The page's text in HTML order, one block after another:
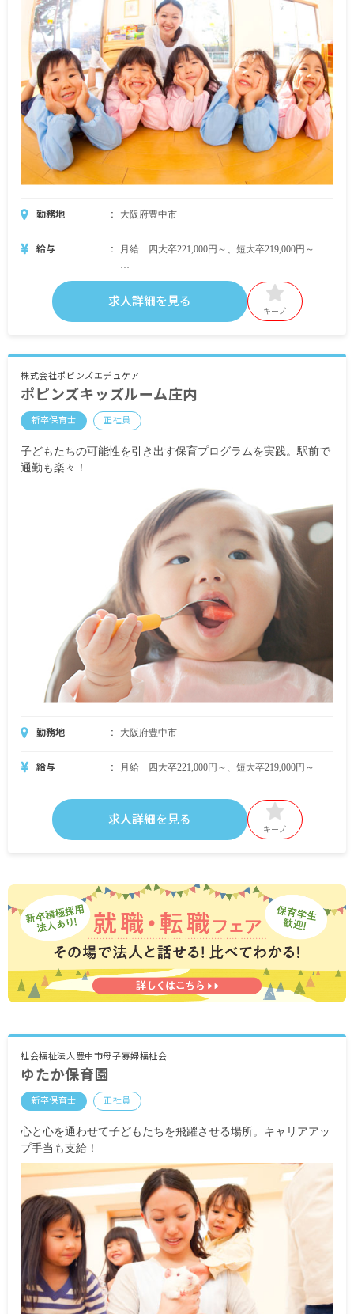
勤務地 大阪府豊中市
給与 月給 四大卒221,000円～、短大卒219,000円～
・月給内訳
基本給 四大卒182,000円～、短大卒184,000～
・定期的に支給される手当
交通費支給 月上限28,000円
早番・遅番手当
土日祝勤務手当
賞与年2回 昨年実績：計2.0カ月分
求人詳細を見る
キープ
株式会社ポピンズエデュケア
ポピンズキッズルーム庄内
新卒保育士 正社員
子どもたちの可能性を引き出す保育プログラムを実践。駅前で
通勤も楽々！
勤務地 大阪府豊中市
給与 月給 四大卒221,000円～、短大卒219,000円～
・月給内訳
基本給 四大卒182,000円～、短大卒184,000～
調整手当 固定残業代5時間分（超過分は別途支
給）
昇給年1回
賞与有 昨年実績：年2回
※試用期間有
求人詳細を見る
キープ
社会福祉法人豊中市母子寡婦福祉会
ゆたか保育園
新卒保育士 正社員
心と心を通わせて子どもたちを飛躍させる場所。キャリアアッ
プ手当も支給！